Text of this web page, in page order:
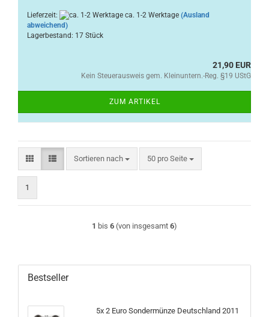
Lieferzeit: ca. 1-2 Werktage (Ausland
abweichend)
Lagerbestand: 17 Stück
21,90 EUR
Kein Steuerausweis gem. Kleinuntern.-Reg. §19 UStG
ZUM ARTIKEL
Sortieren nach
Sortieren nach 50 pro Seite
pro Seite
1
1 bis 6 (von insgesamt 6)
Bestseller
5x 2 Euro Sondermünze Deutschland 2011